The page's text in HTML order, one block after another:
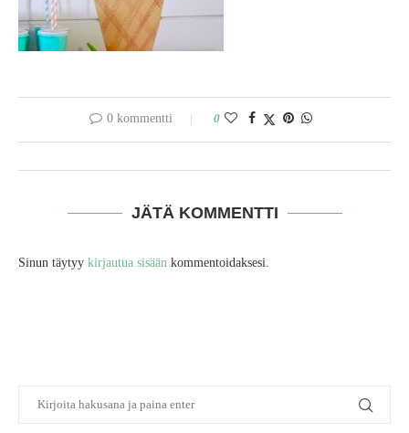
0 kommentti 0
JÄTÄ KOMMENTTI
Sinun täytyy kirjautua sisään kommentoidaksesi.